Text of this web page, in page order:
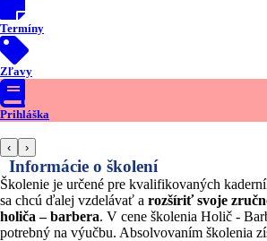
Termíny
Zľavy
Prihláška
‹ ›
Informácie o školení
Školenie je určené pre kvalifikovaných
sa chcú ďalej vzdelávať a rozšíriť svoje
holiča – barbera. V cene školenia Holič -
potrebný na výučbu. Absolvovaním školenia